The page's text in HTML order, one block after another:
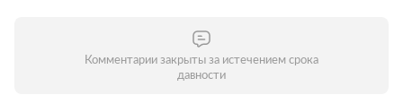
Комментарии закрыты за истечением срока
давности